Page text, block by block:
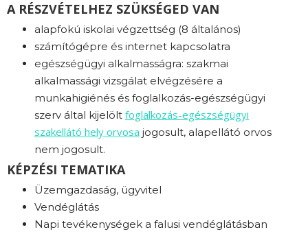
A RÉSZVÉTELHEZ SZÜKSÉGED VAN
alapfokú iskolai végzettség (8 általános)
számítógépre és internet kapcsolatra
egészségügyi alkalmasságra: szakmai
alkalmassági vizsgálat elvégzésére a
munkahigiénés és foglalkozás-egészségügyi
szerv által kijelölt foglalkozás-egészségügyi
szakellátó hely orvosa jogosult, alapellátó orvos
nem jogosult.
KÉPZÉSI TEMATIKA
Üzemgazdaság, ügyvitel
Vendéglátás
Napi tevékenységek a falusi vendéglátásban